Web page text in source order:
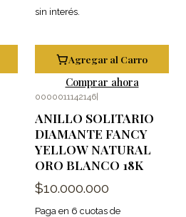
sin interés.
Agregar al Carro
Comprar ahora
0000011142146
ANILLO SOLITARIO
DIAMANTE FANCY
YELLOW NATURAL
ORO BLANCO 18K
$10.000.000
Paga en 6 cuotas de